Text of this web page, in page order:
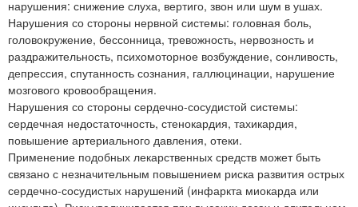
нарушения: снижение слуха, вертиго, звон или шум в ушах.
Нарушения со стороны нервной системы: головная боль,
головокружение, бессонница, тревожность, нервозность и
раздражительность, психомоторное возбуждение, сонливость,
депрессия, спутанность сознания, галлюцинации, нарушение
мозгового кровообращения.
Нарушения со стороны сердечно-сосудистой системы:
сердечная недостаточность, стенокардия, тахикардия,
повышение артериального давления, отеки.
Применение подобных лекарственных средств может быть
связано с незначительным повышением риска развития острых
сердечно-сосудистых нарушений (инфаркта миокарда или